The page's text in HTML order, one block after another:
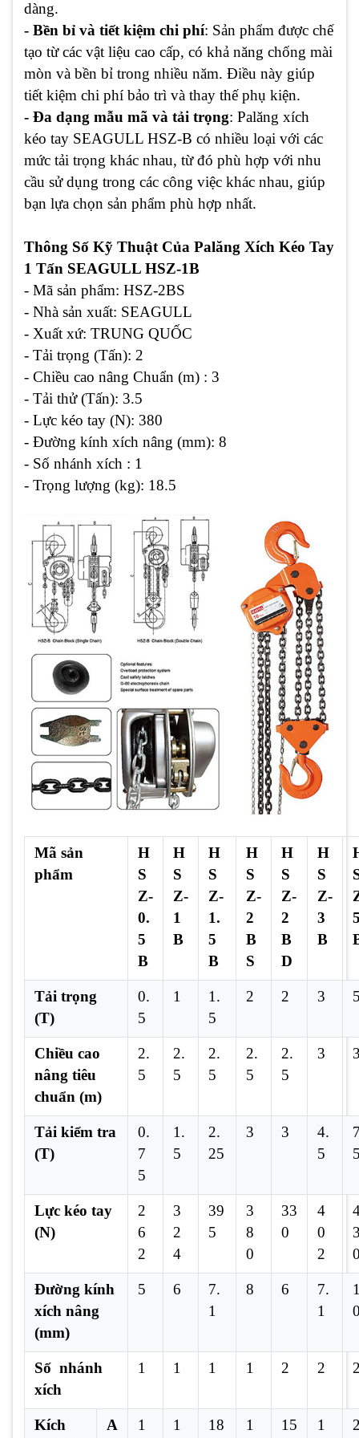
dàng.
- Bền bỉ và tiết kiệm chi phí: Sản phẩm được chế
tạo từ các vật liệu cao cấp, có khả năng chống mài
mòn và bền bỉ trong nhiều năm. Điều này giúp
tiết kiệm chi phí bảo trì và thay thế phụ kiện.
- Đa dạng mẫu mã và tải trọng: Palăng xích
kéo tay SEAGULL HSZ-B có nhiều loại với các
mức tải trọng khác nhau, từ đó phù hợp với nhu
cầu sử dụng trong các công việc khác nhau, giúp
bạn lựa chọn sản phẩm phù hợp nhất.
Thông Số Kỹ Thuật Của Palăng Xích Kéo Tay
1 Tấn SEAGULL HSZ-1B
- Mã sản phẩm: HSZ-2BS
- Nhà sản xuất: SEAGULL
- Xuất xứ: TRUNG QUỐC
- Tải trọng (Tấn): 2
- Chiều cao nâng Chuẩn (m) : 3
- Tải thử (Tấn): 3.5
- Lực kéo tay (N): 380
- Đường kính xích nâng (mm): 8
- Số nhánh xích : 1
- Trọng lượng (kg): 18.5
Mã sản
phẩm
H
S
Z-
0.
5
B
H
S
Z-
1
B
H
S
Z-
1.
5
B
H
S
Z-
2
B
S
H
S
Z-
2
B
D
H
S
Z-
3
B
Tải trọng
(T)
0.
5
1
1.
5
2 2 3
Chiều cao
nâng tiêu
chuẩn (m)
2.
5
2.
5
2.
5
2.
5
2.
5
3
Tải kiểm tra
(T)
0.
7
5
1.
5
2.
25
3 3
4.
5
Lực kéo tay
(N)
2
6
2
3
2
4
39
5
3
8
0
33
0
4
0
2
Đường kính
xích nâng
(mm)
5 6
7.
1
8 6
7.
1
Số nhánh
xích
1 1 1 1 2 2
Kích
A
1
1
18
1
15
1